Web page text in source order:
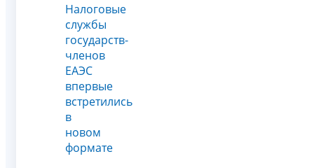
Налоговые
службы
государств-
членов
ЕАЭС
впервые
встретились
в
новом
формате